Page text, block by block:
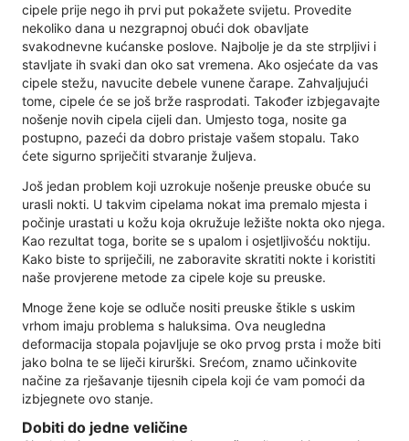
cipele prije nego ih prvi put pokažete svijetu. Provedite
nekoliko dana u nezgrapnoj obući dok obavljate
svakodnevne kućanske poslove. Najbolje je da ste strpljivi i
stavljate ih svaki dan oko sat vremena. Ako osjećate da vas
cipele stežu, navucite debele vunene čarape. Zahvaljujući
tome, cipele će se još brže rasprodati. Također izbjegavajte
nošenje novih cipela cijeli dan. Umjesto toga, nosite ga
postupno, pazeći da dobro pristaje vašem stopalu. Tako
ćete sigurno spriječiti stvaranje žuljeva.
Još jedan problem koji uzrokuje nošenje preuske obuće su
urasli nokti. U takvim cipelama nokat ima premalo mjesta i
počinje urastati u kožu koja okružuje ležište nokta oko njega.
Kao rezultat toga, borite se s upalom i osjetljivošću noktiju.
Kako biste to spriječili, ne zaboravite skratiti nokte i koristiti
naše provjerene metode za cipele koje su preuske.
Mnoge žene koje se odluče nositi preuske štikle s uskim
vrhom imaju problema s haluksima. Ova neugledna
deformacija stopala pojavljuje se oko prvog prsta i može biti
jako bolna te se liječi kirurški. Srećom, znamo učinkovite
načine za rješavanje tijesnih cipela koji će vam pomoći da
izbjegnete ovo stanje.
Dobiti do jedne veličine